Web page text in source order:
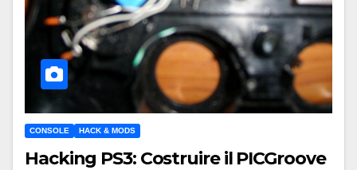
CONSOLE HACK & MODS
Hacking PS3: Costruire il PICGroove